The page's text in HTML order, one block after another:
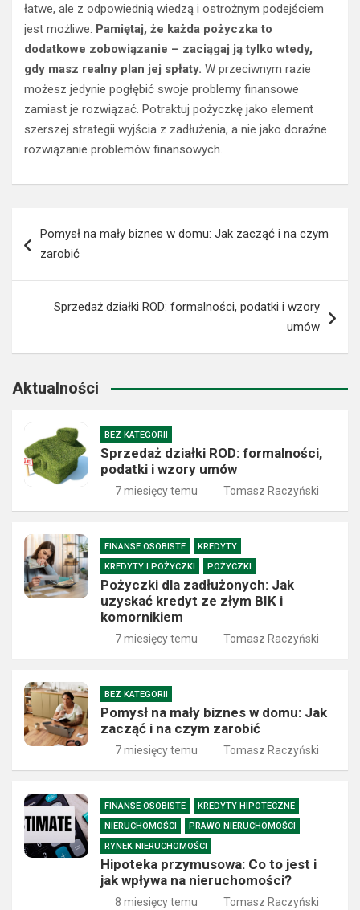
łatwe, ale z odpowiednią wiedzą i ostrożnym podejściem
jest możliwe. Pamiętaj, że każda pożyczka to
dodatkowe zobowiązanie – zaciągaj ją tylko wtedy,
gdy masz realny plan jej spłaty. W przeciwnym razie
możesz jedynie pogłębić swoje problemy finansowe
zamiast je rozwiązać. Potraktuj pożyczkę jako element
szerszej strategii wyjścia z zadłużenia, a nie jako doraźne
rozwiązanie problemów finansowych.
wpisu
Pomysł na mały biznes w domu: Jak zacząć i na czym
zarobić
Sprzedaż działki ROD: formalności, podatki i wzory
umów
Aktualności
BEZ KATEGORII
Sprzedaż działki ROD: formalności,
podatki i wzory umów
7 miesięcy temu Tomasz Raczyński
FINANSE OSOBISTE
KREDYTY
KREDYTY I POŻYCZKI
POŻYCZKI
Pożyczki dla zadłużonych: Jak
uzyskać kredyt ze złym BIK i
komornikiem
7 miesięcy temu Tomasz Raczyński
BEZ KATEGORII
Pomysł na mały biznes w domu: Jak
zacząć i na czym zarobić
7 miesięcy temu Tomasz Raczyński
FINANSE OSOBISTE
KREDYTY HIPOTECZNE
NIERUCHOMOŚCI
PRAWO NIERUCHOMOŚCI
RYNEK NIERUCHOMOŚCI
Hipoteka przymusowa: Co to jest i
jak wpływa na nieruchomości?
8 miesięcy temu Tomasz Raczyński